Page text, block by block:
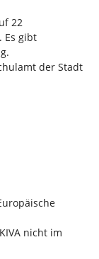
22
Es gibt
der Stadt
nicht im